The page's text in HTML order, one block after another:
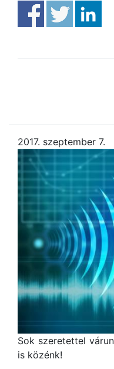
2017. szeptember 7.
Sok szeretettel
is közénk!